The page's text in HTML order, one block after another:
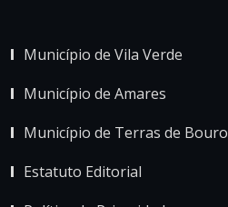
Município de Vila Verde
Município de Amares
Município de Terras de Bouro
Estatuto Editorial